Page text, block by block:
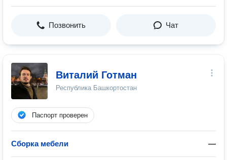
Позвонить Чат
Виталий Готман
Республика Башкортостан
Паспорт проверен
Сборка мебели —